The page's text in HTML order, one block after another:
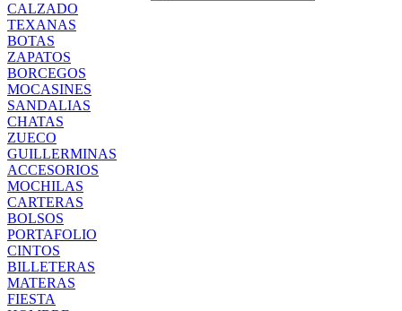
CALZADO
TEXANAS
BOTAS
ZAPATOS
BORCEGOS
MOCASINES
SANDALIAS
CHATAS
ZUECO
GUILLERMINAS
ACCESORIOS
MOCHILAS
CARTERAS
BOLSOS
PORTAFOLIO
CINTOS
BILLETERAS
MATERAS
FIESTA